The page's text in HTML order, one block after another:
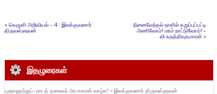
« வெருளி அறிவியல் – 4 : இலக்குவனார்
திருவள்ளுவன்
நினைவேந்தல் நாளில் கறுப்புப்பட்டி
அணிவோம்! மரம் நாட்டுவோம்! –
வி.உருத்திரகுமாரன் »
இதழுரைகள்
புறநானூற்றுப் படைத் தலைவர் பிரபாகரன் வாழ்க! – இலக்குவனார் திருவள்ளுவன்